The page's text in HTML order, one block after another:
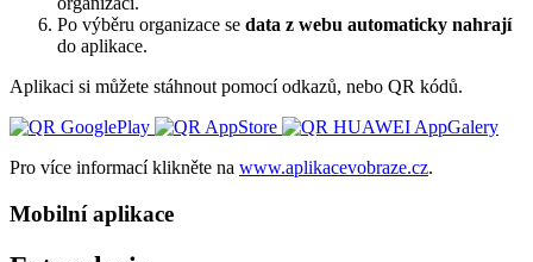
Po výběru organizace se data z webu automaticky nahrají
do aplikace.
Aplikaci si můžete stáhnout pomocí odkazů, nebo QR kódů.
Pro více informací klikněte na www.aplikacevobraze.cz.
Mobilní aplikace